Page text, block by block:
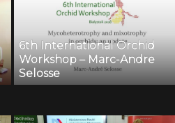
6th International Orchid
Workshop – Marc-Andre
Selosse